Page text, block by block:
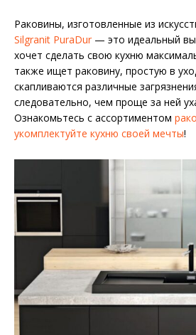
Раковины, изготовленные из
Silgranit PuraDur — это идеальный
хочет сделать свою кухню
также ищет раковину, простую в
скапливаются различные
следовательно, чем проще за ней
Ознакомьтесь с ассортиментом
укомплектуйте кухню своей мечты!